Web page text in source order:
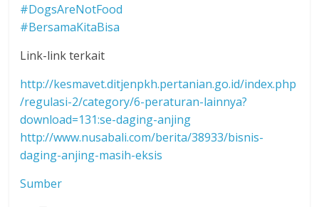
#DogsAreNotFood
#BersamaKitaBisa
Link-link terkait
http://kesmavet.ditjenpkh.pertanian.go.id/index.php
/regulasi-2/category/6-peraturan-lainnya?
download=131:se-daging-anjing
http://www.nusabali.com/berita/38933/bisnis-
daging-anjing-masih-eksis
Sumber